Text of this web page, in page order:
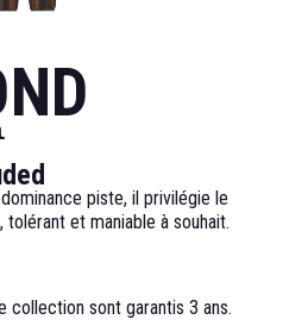
piste, il privilégie le
et maniable à souhait.
collection sont garantis 3 ans.